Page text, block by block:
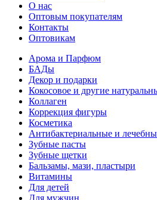
О нас
Оптовым покупателям
Контакты
Оптовикам
Арома и Парфюм
БАДы
Декор и подарки
Кокосовое и другие
Коллаген
Коррекция фигуры
Косметика
Антибактериальные и
Зубные пасты
Зубные щетки
Бальзамы, мази, пластыри
Витамины
Для детей
Для мужчин